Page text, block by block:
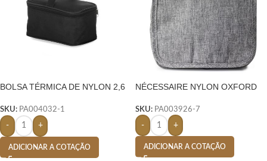
BOLSA TÉRMICA DE NYLON 2,6
SKU: PA004032-1
- +
ADICIONAR A COTAÇÃO
NÉCESSAIRE NYLON OXFORD
SKU: PA003926-7
- +
ADICIONAR A COTAÇÃO